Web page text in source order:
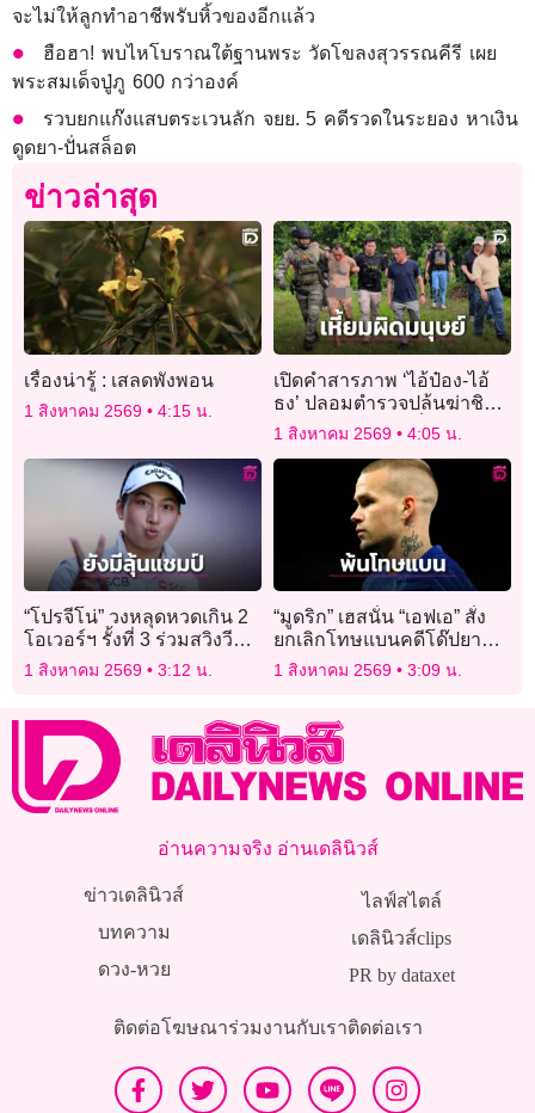
จะไม่ให้ลูกทำอาชีพรับหิ้วของอีกแล้ว
ฮือฮา! พบไหโบราณใต้ฐานพระ วัดโขลงสุวรรณคีรี เผย
พระสมเด็จปู่ภู 600 กว่าองค์
รวบยกแก๊งแสบตระเวนลัก จยย. 5 คดีรวดในระยอง หาเงิน
ดูดยา-ปั่นสล็อต
ข่าวล่าสุด
เรื่องน่ารู้ : เสลดพังพอน
1 สิงหาคม 2569 4:15 น.
เปิดคำสารภาพ ‘ไอ้ป๋อง-ไอ้
ธง’ ปลอมตำรวจปล้นฆ่าชิง
ทรัพย์ ‘พ่อแม่ลูก-พี่น้อง
1 สิงหาคม 2569 4:05 น.
“โปรจีโน่” วงหลุดหวดเกิน 2
โอเวอร์ฯ รั้งที่ 3 ร่วมสวิงวี
เมนส์โอเพ่น
1 สิงหาคม 2569 3:12 น.
“มูดริก” เฮสนั่น “เอฟเอ” สั่ง
ยกเลิกโทษแบนคดีโด๊ปยา
แล้ว
1 สิงหาคม 2569 3:09 น.
อ่านความจริง อ่านเดลินิวส์
ข่าวเดลินิวส์
บทความ
ดวง-หวย
ไลฟ์สไตล์
เดลินิวส์clips
PR by dataxet
ติดต่อโฆษณาร่วมงานกับเราติดต่อเรา